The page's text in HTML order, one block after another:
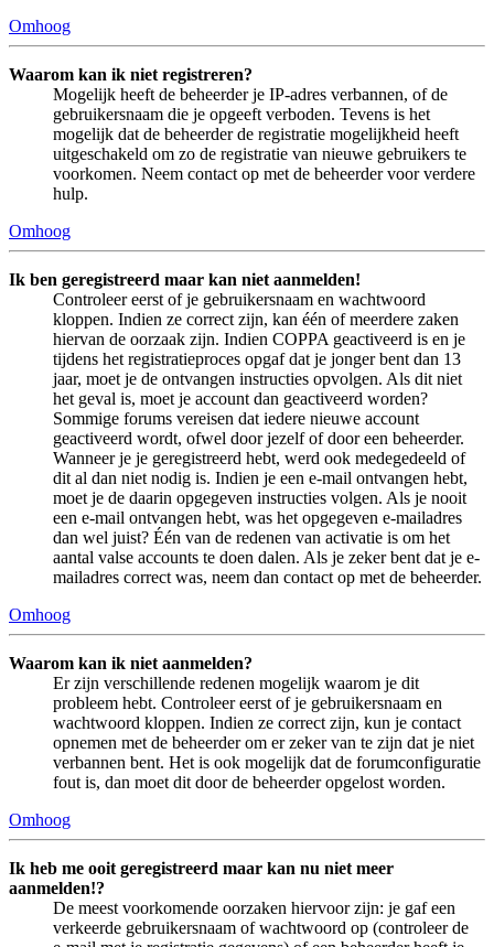
Omhoog
Waarom kan ik niet registreren?
Mogelijk heeft de beheerder je IP-adres verbannen, of de
gebruikersnaam die je opgeeft verboden. Tevens is het
mogelijk dat de beheerder de registratie mogelijkheid heeft
uitgeschakeld om zo de registratie van nieuwe gebruikers te
voorkomen. Neem contact op met de beheerder voor verdere
hulp.
Omhoog
Ik ben geregistreerd maar kan niet aanmelden!
Controleer eerst of je gebruikersnaam en wachtwoord
kloppen. Indien ze correct zijn, kan één of meerdere zaken
hiervan de oorzaak zijn. Indien COPPA geactiveerd is en je
tijdens het registratieproces opgaf dat je jonger bent dan 13
jaar, moet je de ontvangen instructies opvolgen. Als dit niet
het geval is, moet je account dan geactiveerd worden?
Sommige forums vereisen dat iedere nieuwe account
geactiveerd wordt, ofwel door jezelf of door een beheerder.
Wanneer je je geregistreerd hebt, werd ook medegedeeld of
dit al dan niet nodig is. Indien je een e-mail ontvangen hebt,
moet je de daarin opgegeven instructies volgen. Als je nooit
een e-mail ontvangen hebt, was het opgegeven e-mailadres
dan wel juist? Één van de redenen van activatie is om het
aantal valse accounts te doen dalen. Als je zeker bent dat je e-
mailadres correct was, neem dan contact op met de beheerder.
Omhoog
Waarom kan ik niet aanmelden?
Er zijn verschillende redenen mogelijk waarom je dit
probleem hebt. Controleer eerst of je gebruikersnaam en
wachtwoord kloppen. Indien ze correct zijn, kun je contact
opnemen met de beheerder om er zeker van te zijn dat je niet
verbannen bent. Het is ook mogelijk dat de forumconfiguratie
fout is, dan moet dit door de beheerder opgelost worden.
Omhoog
Ik heb me ooit geregistreerd maar kan nu niet meer
aanmelden!?
De meest voorkomende oorzaken hiervoor zijn: je gaf een
verkeerde gebruikersnaam of wachtwoord op (controleer de